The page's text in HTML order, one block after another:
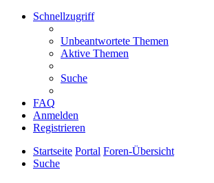
Schnellzugriff
Unbeantwortete Themen
Aktive Themen
Suche
FAQ
Anmelden
Registrieren
Startseite Portal Foren-Übersicht
Suche